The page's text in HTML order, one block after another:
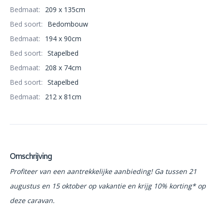
Bedmaat:
209 x 135cm
Bed soort:
Bedombouw
Bedmaat:
194 x 90cm
Bed soort: Stapelbed
Bedmaat:
208 x 74cm
Bed soort: Stapelbed
Bedmaat:
212 x 81cm
Omschrijving
Profiteer van een aantrekkelijke aanbieding! Ga tussen 21
augustus en 15 oktober op vakantie en krijg 10% korting* op
deze caravan.